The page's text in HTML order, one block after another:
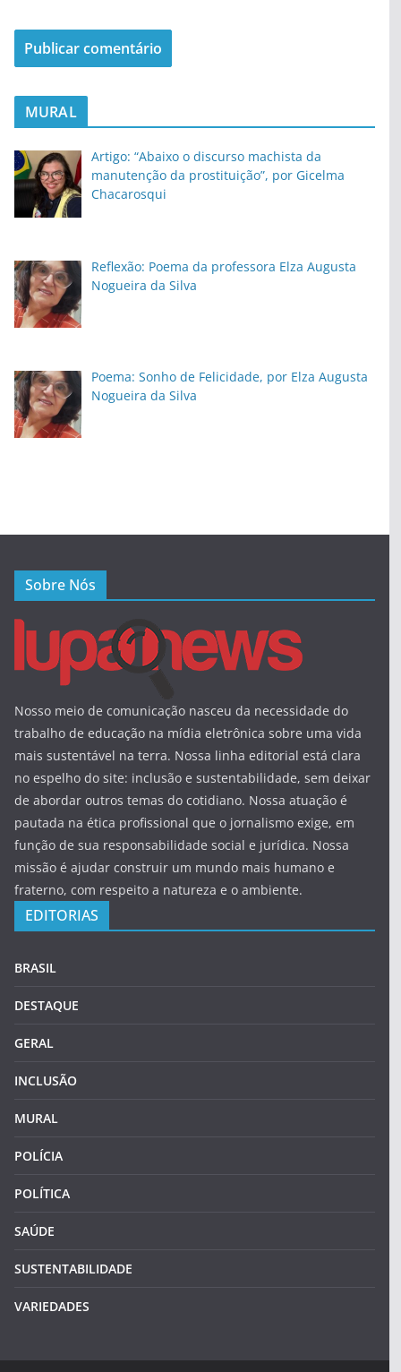
MURAL
Artigo: “Abaixo o discurso machista da
manutenção da prostituição”, por Gicelma
Chacarosqui
Reflexão: Poema da professora Elza Augusta
Nogueira da Silva
Poema: Sonho de Felicidade, por Elza Augusta
Nogueira da Silva
Sobre Nós
Nosso meio de comunicação nasceu da necessidade do
trabalho de educação na mídia eletrônica sobre uma vida
mais sustentável na terra. Nossa linha editorial está clara
no espelho do site: inclusão e sustentabilidade, sem deixar
de abordar outros temas do cotidiano. Nossa atuação é
pautada na ética profissional que o jornalismo exige, em
função de sua responsabilidade social e jurídica. Nossa
missão é ajudar construir um mundo mais humano e
fraterno, com respeito a natureza e o ambiente.
EDITORIAS
BRASIL
DESTAQUE
GERAL
INCLUSÃO
MURAL
POLÍCIA
POLÍTICA
SAÚDE
SUSTENTABILIDADE
VARIEDADES